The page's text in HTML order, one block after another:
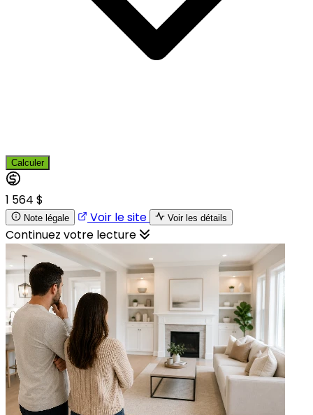
Calculer
1 564 $
Note légale Voir le site Voir les détails
Continuez votre lecture